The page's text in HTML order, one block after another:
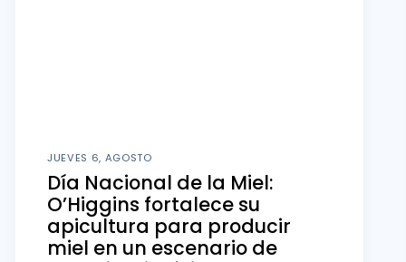
JUEVES 6, AGOSTO
Día Nacional de la Miel:
O’Higgins fortalece su
apicultura para producir
miel en un escenario de